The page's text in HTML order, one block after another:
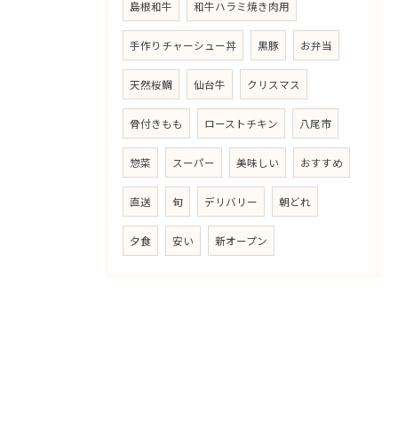
島根和牛 和牛ハラミ焼き肉用
手作りチャーシュー丼 黒豚 お弁当
天然桜鯛 仙台牛 クリスマス
骨付きもも ローストチキン 八尾市
惣菜 スーパー 美味しい おすすめ
直送 旬 デリバリー 朝どれ
夕食 安い 新オープン